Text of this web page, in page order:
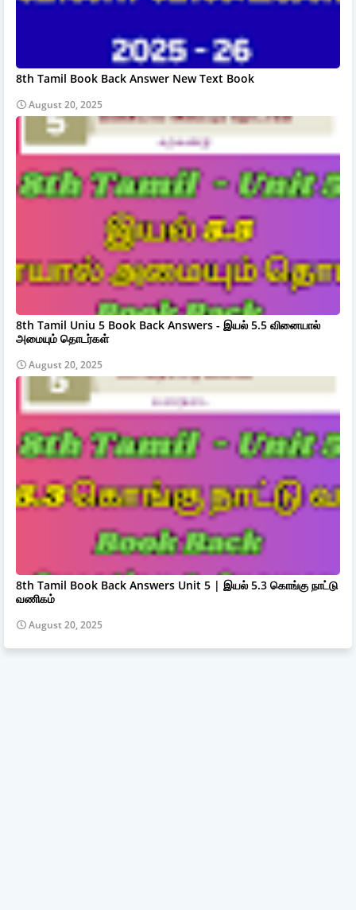
8th Tamil Book Back Answer New Text Book
August 20, 2025
8th Tamil Uniu 5 Book Back Answers - இயல் 5.5 வினையால்
அமையும் தொடர்கள்
August 20, 2025
8th Tamil Book Back Answers Unit 5 | இயல் 5.3 கொங்கு நாட்டு
வணிகம்
August 20, 2025